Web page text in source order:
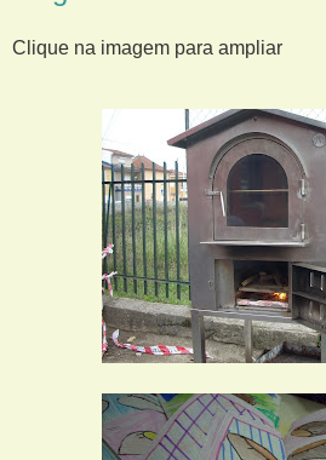
Clique na imagem para ampliar